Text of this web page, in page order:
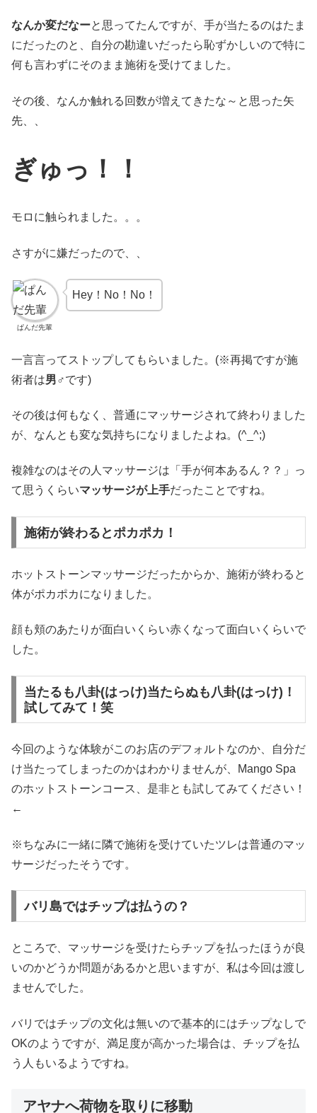
なんか変だなーと思ってたんですが、手が当たるのはたま
にだったのと、自分の勘違いだったら恥ずかしいので特に
何も言わずにそのまま施術を受けてました。
その後、なんか触れる回数が増えてきたな～と思った矢
先、、
ぎゅっ！！
モロに触られました。。。
さすがに嫌だったので、、
ぱんだ先輩
Hey！No！No！
一言言ってストップしてもらいました。(※再掲ですが施
術者は男♂です)
その後は何もなく、普通にマッサージされて終わりました
が、なんとも変な気持ちになりましたよね。(^_^;)
複雑なのはその人マッサージは「手が何本あるん？？」っ
て思うくらいマッサージが上手だったことですね。
施術が終わるとポカポカ！
ホットストーンマッサージだったからか、施術が終わると
体がポカポカになりました。
顔も頬のあたりが面白いくらい赤くなって面白いくらいで
した。
当たるも八卦(はっけ)当たらぬも八卦(はっけ)！
試してみて！笑
今回のような体験がこのお店のデフォルトなのか、自分だ
け当たってしまったのかはわかりませんが、Mango Spa
のホットストーンコース、是非とも試してみてください！
←
※ちなみに一緒に隣で施術を受けていたツレは普通のマッ
サージだったそうです。
バリ島ではチップは払うの？
ところで、マッサージを受けたらチップを払ったほうが良
いのかどうか問題があるかと思いますが、私は今回は渡し
ませんでした。
バリではチップの文化は無いので基本的にはチップなしで
OKのようですが、満足度が高かった場合は、チップを払
う人もいるようですね。
アヤナへ荷物を取りに移動